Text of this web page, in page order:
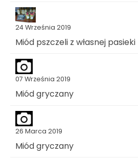
24 Września 2019
Miód pszczeli z własnej pasieki
07 Września 2019
Miód gryczany
26 Marca 2019
Miód gryczany